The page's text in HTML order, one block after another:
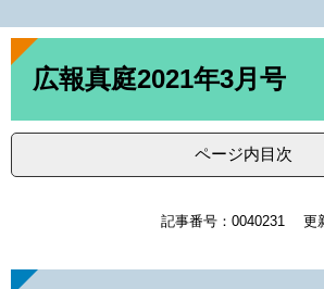
本
広報真庭2021年3月号
ページ内目次
記事番号：0040231 更